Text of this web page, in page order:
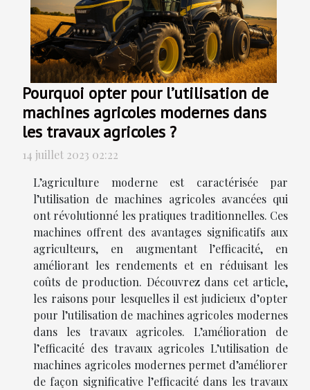
Pourquoi opter pour l’utilisation de
machines agricoles modernes dans
les travaux agricoles ?
14 juillet 2023 02:22
L’agriculture moderne est caractérisée par
l’utilisation de machines agricoles avancées qui
ont révolutionné les pratiques traditionnelles. Ces
machines offrent des avantages significatifs aux
agriculteurs, en augmentant l’efficacité, en
améliorant les rendements et en réduisant les
coûts de production. Découvrez dans cet article,
les raisons pour lesquelles il est judicieux d’opter
pour l’utilisation de machines agricoles modernes
dans les travaux agricoles. L’amélioration de
l’efficacité des travaux agricoles L’utilisation de
machines agricoles modernes permet d’améliorer
de façon significative l’efficacité dans les travaux